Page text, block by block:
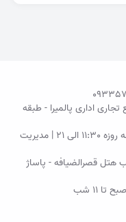
اداری پالمیرا - طبقه
الی 21 | مدیریت
هتل قصرالضیافه - پاساژ